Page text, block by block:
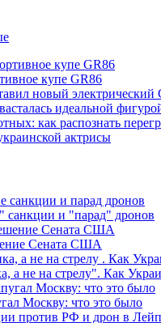
купе GR86
новый электрический
идеальной
как распознать
актрисы
санкции и "парад" дронов
Сената США
а не на стрелу". Как
Москву: что это было